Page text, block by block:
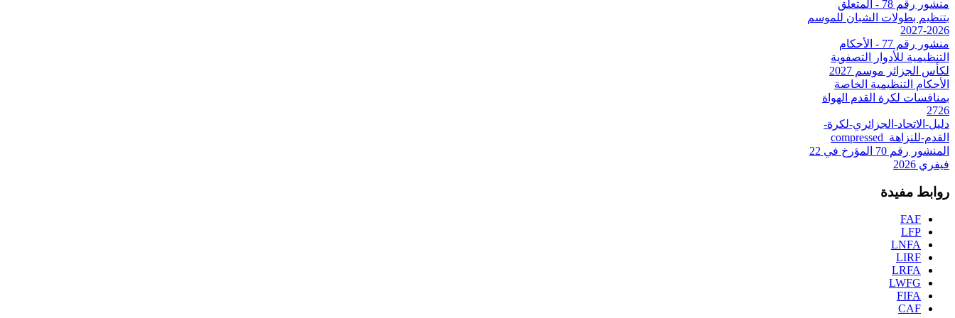
منشور رقم 78 - المتعلق
بتنظيم بطولات الشبان للموسم
2026-2027
منشور رقم 77 - الأحكام
التنظيمية للأدوار التصفوية
لكأس الجزائر موسم 2027
الأحكام التنظيمية الخاصة
بمنافسات لكرة القدم الهواة
2726
دليل-الاتحاد-الجزائري-لكرة-
القدم-للنزاهة_compressed
المنشور رقم 70 المؤرخ في 22
فيفري 2026
روابط مفيدة
FAF
LFP
LNFA
LIRF
LRFA
LWFG
FIFA
CAF